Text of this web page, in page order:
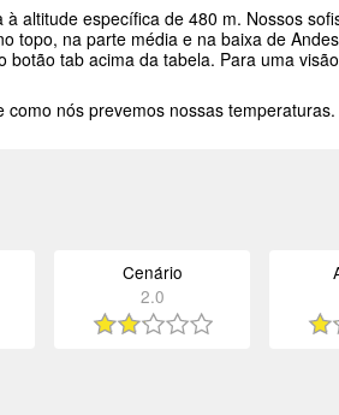
altitude específica de 480 m. Nossos
topo, na parte média e na baixa de
tab acima da tabela. Para uma
nós prevemos nossas temperaturas.
Cenário
2.0